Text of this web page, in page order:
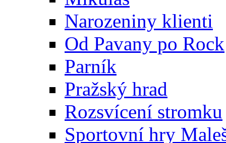
Narozeniny klienti
Od Pavany po Rock
Parník
Pražský hrad
Rozsvícení stromku
Sportovní hry